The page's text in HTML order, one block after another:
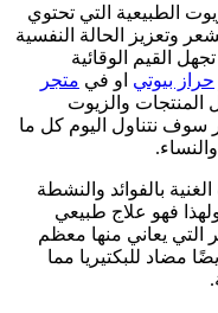
الطبيعية التي تحتوي
وتعزيز الحالة النفسية
القيم الوقائية
حراز بيوتي او في متجر
المنتجات والزيوت
سوف نتناول اليوم كل ما
بالفوائد والنشطة
فهو علاج طبيعي
يعاني منها معظم
مضاد للبكتيريا مما